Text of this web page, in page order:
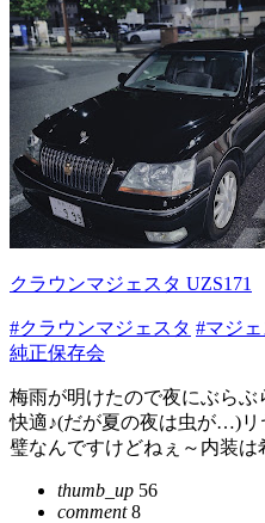
クラウンマジェスタ UZS171
#クラウンマジェスタ #マジ
純正保存会
梅雨が明けたので夜にぶら
快適♪(だが夏の夜は虫が…)
璧なんですけどねぇ～内装は
thumb_up 56
comment8